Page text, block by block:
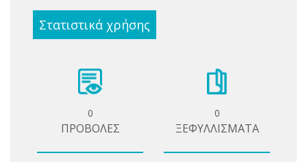
Στατιστικά χρήσης
0
ΠΡΟΒΟΛΕΣ
0
ΞΕΦΥΛΛΙΣΜΑΤΑ